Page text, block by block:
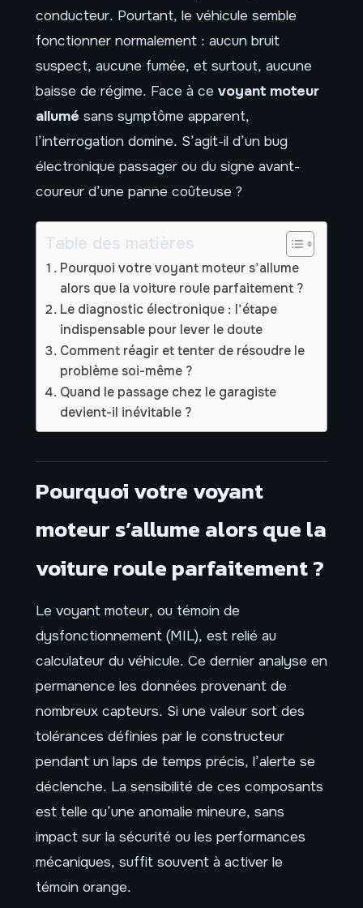
conducteur. Pourtant, le véhicule semble
fonctionner normalement : aucun bruit
suspect, aucune fumée, et surtout, aucune
baisse de régime. Face à ce voyant moteur
allumé sans symptôme apparent,
l’interrogation domine. S’agit-il d’un bug
électronique passager ou du signe avant-
coureur d’une panne coûteuse ?
Table des matières
Pourquoi votre voyant moteur s’allume
alors que la voiture roule parfaitement ?
Le diagnostic électronique : l’étape
indispensable pour lever le doute
Comment réagir et tenter de résoudre le
problème soi-même ?
Quand le passage chez le garagiste
devient-il inévitable ?
Pourquoi votre voyant
moteur s’allume alors que la
voiture roule parfaitement ?
Le voyant moteur, ou témoin de
dysfonctionnement (MIL), est relié au
calculateur du véhicule. Ce dernier analyse en
permanence les données provenant de
nombreux capteurs. Si une valeur sort des
tolérances définies par le constructeur
pendant un laps de temps précis, l’alerte se
déclenche. La sensibilité de ces composants
est telle qu’une anomalie mineure, sans
impact sur la sécurité ou les performances
mécaniques, suffit souvent à activer le
témoin orange.